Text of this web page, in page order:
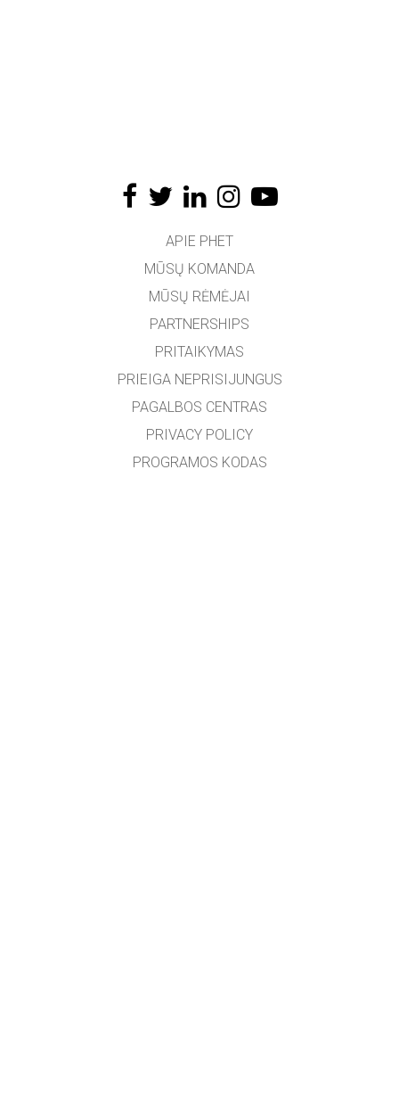
APIE PHET
MŪSŲ KOMANDA
MŪSŲ RĖMĖJAI
PARTNERSHIPS
PRITAIKYMAS
PRIEIGA NEPRISIJUNGUS
PAGALBOS CENTRAS
PRIVACY POLICY
PROGRAMOS KODAS